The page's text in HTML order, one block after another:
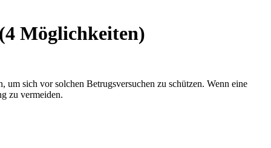
Möglichkeiten)
sich vor solchen Betrugsversuchen zu schützen. Wenn eine
zu vermeiden.